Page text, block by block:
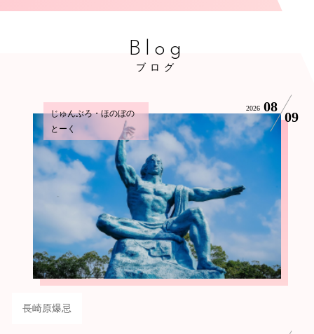
Blog
ブログ
じゅんぶろ・ほのぼの
とーく
2026 08
09
長崎原爆忌